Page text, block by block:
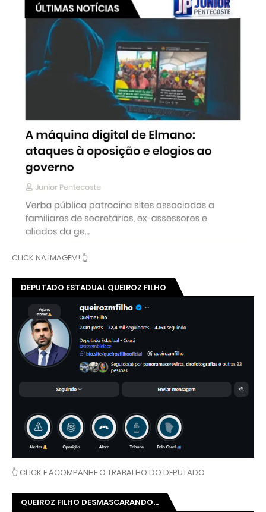
CLICK NA IMAGEM! 👆
DEPUTADO ESTADUAL QUEIROZ FILHO
👆 CLICK E ACOMPANHE O TRABALHO DO DEPUTADO
QUEIROZ FILHO DESMASCARANDO...